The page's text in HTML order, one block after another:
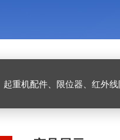
机配件、限位器、红外线防撞器